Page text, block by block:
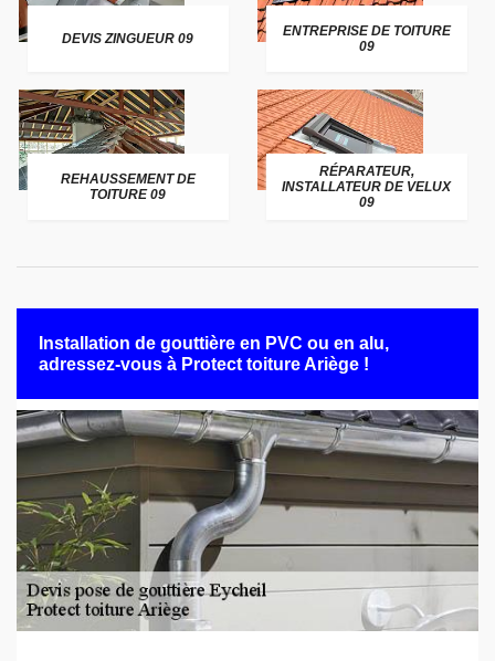
DEVIS ZINGUEUR 09
ENTREPRISE DE TOITURE
09
REHAUSSEMENT DE
TOITURE 09
RÉPARATEUR,
INSTALLATEUR DE VELUX
09
Installation de gouttière en PVC ou en alu,
adressez-vous à Protect toiture Ariège !